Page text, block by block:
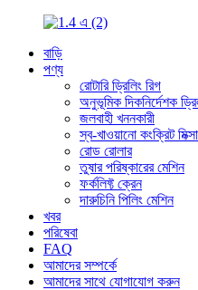
বাড়ি
পণ্য
রোটারি ড্রিলিং রিগ
অনুভূমিক দিকনির্দেশক
জলবাহী খননকারী
স্ব-খাওয়ানো কংক্রিট
রোড রোলার
তুষার পরিষ্কারের মেশিন
ফর্কলিফ্ট ক্রেন
দারুচিনি পিলিং মেশিন
খবর
পরিষেবা
FAQ
আমাদের সম্পর্কে
আমাদের সাথে যোগাযোগ করুন